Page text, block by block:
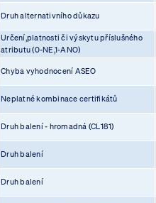
Druh alternativního důkazu
Určení,platnosti či výskytu příslušného
atributu (0-NE,1-ANO)
Chyba vyhodnocení ASEO
Neplatné kombinace certifikátů
Druh balení - hromadná (CL181)
Druh balení
Druh balení